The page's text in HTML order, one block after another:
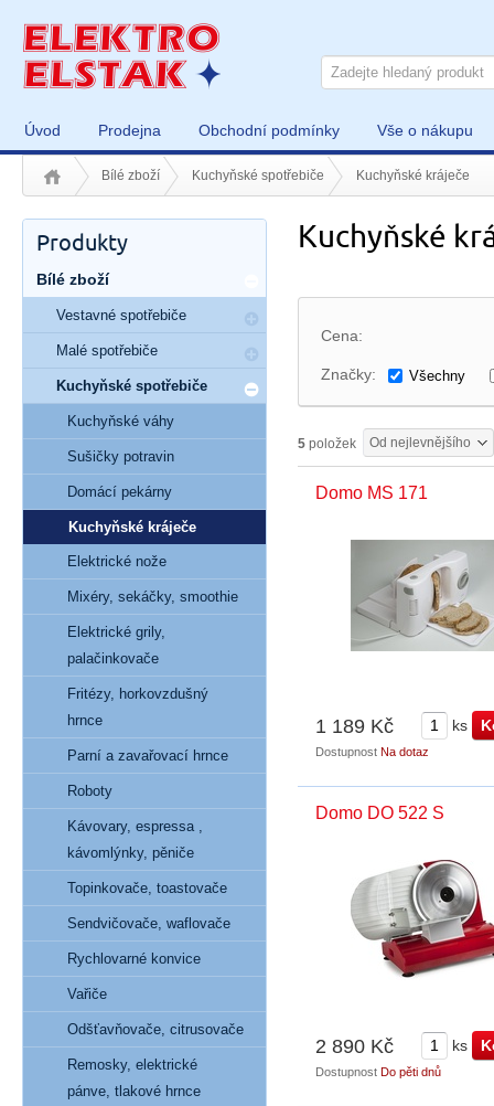
Úvod Prodejna Obchodní podmínky Vše o nákupu
Bílé zboží Kuchyňské spotřebiče Kuchyňské kráječe
Kuchyňské
Cena:
Značky: Všechny
5 položek Od nejlevnějšího
Domo MS 171
1 189 Kč ks
Dostupnost Na dotaz
Domo DO 522 S
2 890 Kč ks
Dostupnost Do pěti dnů
Produkty
Bílé zboží
Vestavné spotřebiče
Malé spotřebiče
Kuchyňské spotřebiče
Kuchyňské váhy
Sušičky potravin
Domácí pekárny
Kuchyňské kráječe
Elektrické nože
Mixéry, sekáčky, smoothie
Elektrické grily,
palačinkovače
Fritézy, horkovzdušný
hrnce
Parní a zavařovací hrnce
Roboty
Kávovary, espressa ,
kávomlýnky, pěniče
Topinkovače, toastovače
Sendvičovače, waflovače
Rychlovarné konvice
Vařiče
Odšťavňovače, citrusovače
Remosky, elektrické
pánve, tlakové hrnce